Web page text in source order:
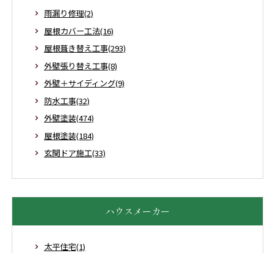
雨漏り修理(2)
屋根カバー工法(16)
屋根葺き替え工事(293)
外壁張り替え工事(8)
外壁＋サイディング(9)
防水工事(32)
外壁塗装(474)
屋根塗装(184)
玄関ドア施工(33)
ハウスメーカー
太平住宅(1)